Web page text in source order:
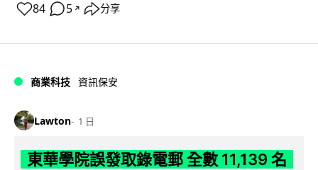
84 5 ↗ 分享
商業科技 資訊保安
Lawton 1 日
東華學院誤發取錄電郵 全數 11,139 名